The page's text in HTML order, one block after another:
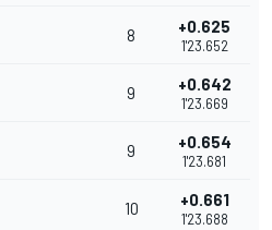
8 +0.625
1'23.652
9 +0.642
1'23.669
9 +0.654
1'23.681
10 +0.661
1'23.688